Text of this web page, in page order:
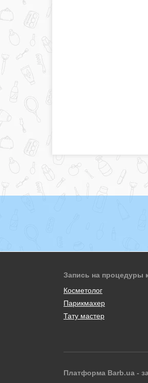
Запись на процедуры
Косметолог
Парикмахер
Тату мастер
Платформа Barb.ua -